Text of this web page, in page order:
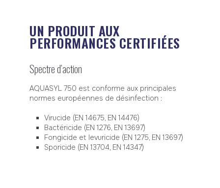
UN PRODUIT AUX
PERFORMANCES CERTIFIÉES
Spectre d’action
AQUASYL 750 est conforme aux principales
normes européennes de désinfection :
Virucide (EN 14675, EN 14476)
Bactéricide (EN 1276, EN 13697)
Fongicide et levuricide (EN 1275, EN 13697)
Sporicide (EN 13704, EN 14347)